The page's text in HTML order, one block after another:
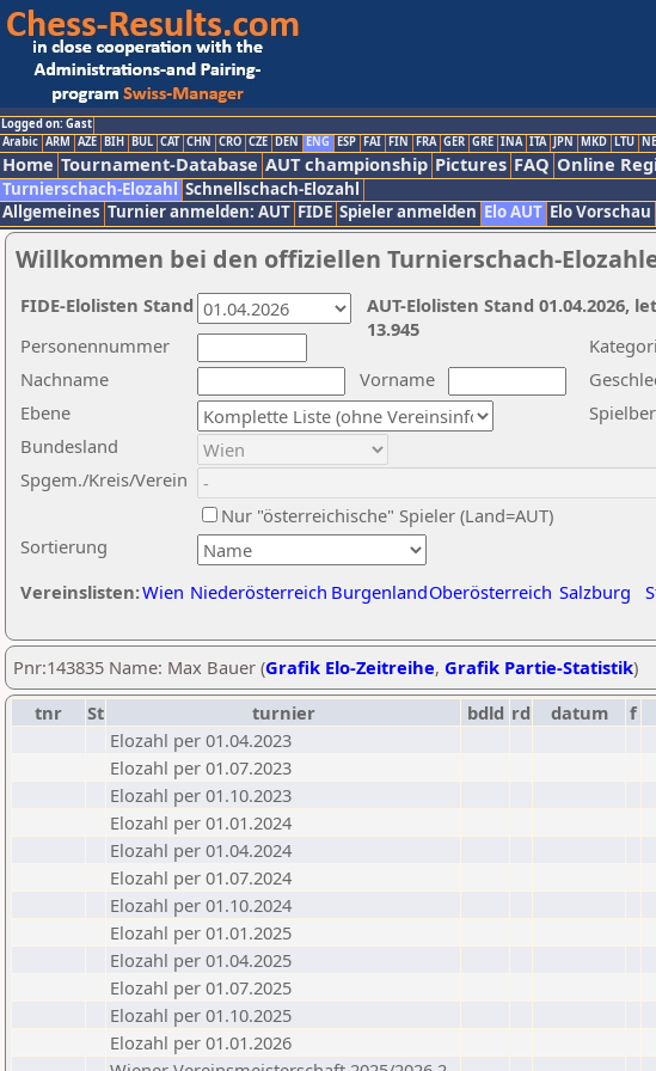
Logged on: Gast
Arabic ARM AZE BIH BUL CAT CHN CRO CZE DEN ENG ESP FAI FIN FRA GER GRE INA ITA JPN MKD LTU
Home Tournament-Database AUT championship Pictures FAQ Online
Turnierschach-Elozahl Schnellschach-Elozahl
Allgemeines Turnier anmelden: AUT FIDE Spieler anmelden Elo AUT Elo Vorschau
Willkommen bei den offiziellen Turnierschach-
Nachname
Vorname
Ebene
Sortierung
Personennummer
Bundesland
Spgem./Kreis/Verein
Nur "österreichische" Spieler (Land=AUT)
Vereinslisten:Wien Niederösterreich BurgenlandOberösterreich Salzburg
AUT-Elolisten Stand 01.04.2026,
13.945
FIDE-Elolisten Stand
Pnr:143835 Name: Max Bauer (Grafik Elo-Zeitreihe, Grafik Partie-Statistik)
tnr
St turnier bdld rd datum f
Elozahl per 01.04.2023
Elozahl per 01.07.2023
Elozahl per 01.10.2023
Elozahl per 01.01.2024
Elozahl per 01.04.2024
Elozahl per 01.07.2024
Elozahl per 01.10.2024
Elozahl per 01.01.2025
Elozahl per 01.04.2025
Elozahl per 01.07.2025
Elozahl per 01.10.2025
Elozahl per 01.01.2026